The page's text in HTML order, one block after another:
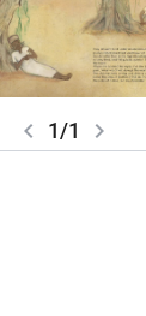
buscando uma
chevron_left 1/1 chevron_right